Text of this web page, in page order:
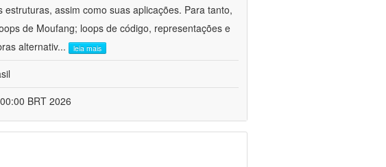
assim como suas aplicações. Para tanto,
de Moufang; loops de código, representações e
alternativ... leia mais
BRT 2026